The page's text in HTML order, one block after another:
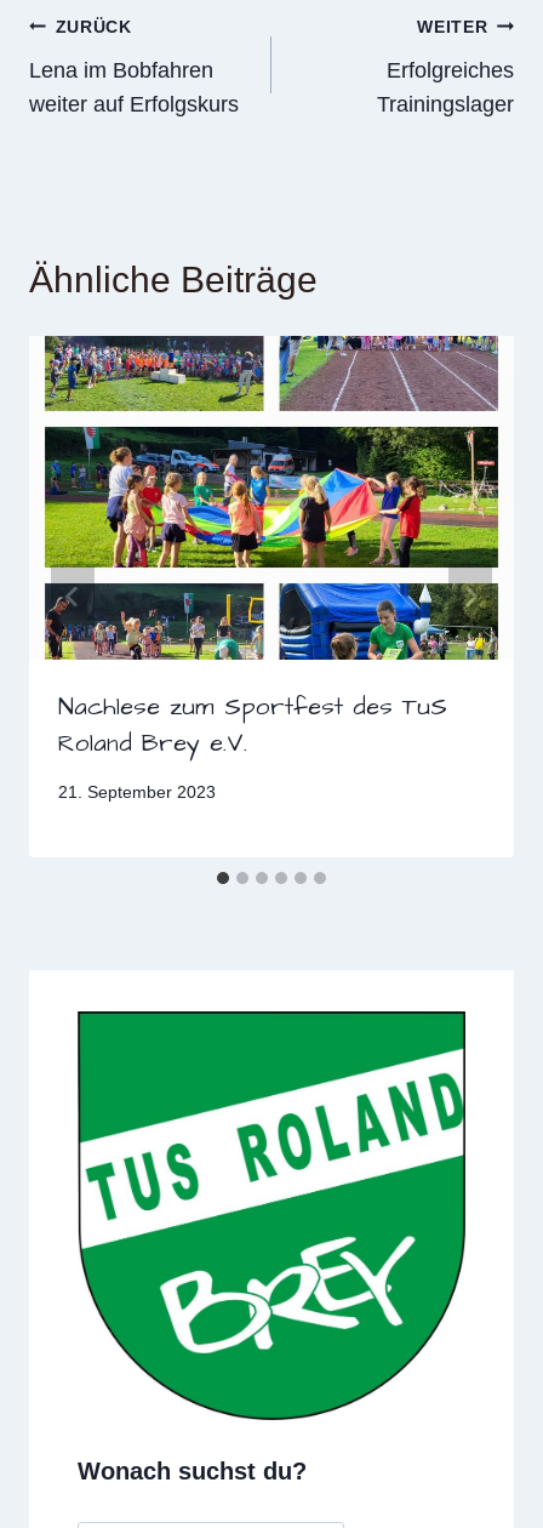
Beitragsnavigation
ZURÜCK
Lena im Bobfahren
weiter auf Erfolgskurs
WEITER
Erfolgreiches
Trainingslager
Ähnliche Beiträge
Nachlese zum Sportfest des TuS
Roland Brey e.V.
21. September 2023
Wonach suchst du?